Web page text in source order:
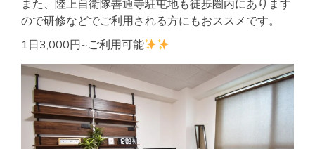
また、陸上自衛隊善通寺駐屯地も徒歩圏内にあります
ので研修などでご利用される方にもおススメです。
1日3,000円~ご利用可能